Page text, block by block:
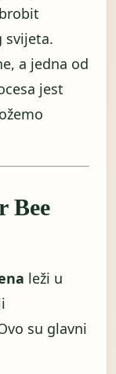
svijeta.
a jedna od
jest
Bee
leži u
su glavni